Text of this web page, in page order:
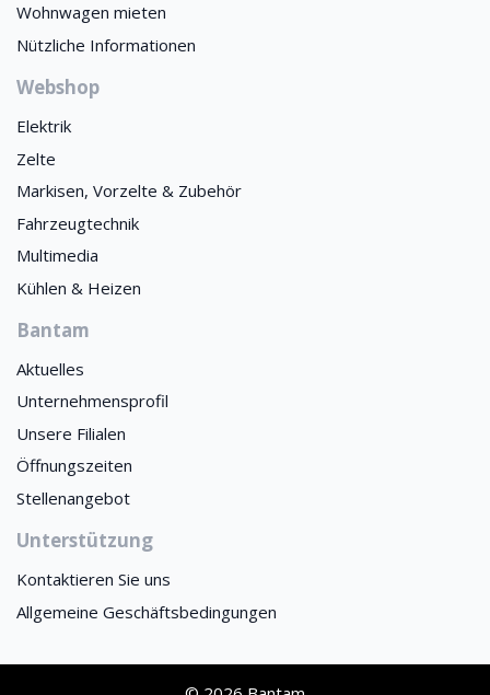
Wohnwagen mieten
Nützliche Informationen
Webshop
Elektrik
Zelte
Markisen, Vorzelte & Zubehör
Fahrzeugtechnik
Multimedia
Kühlen & Heizen
Bantam
Aktuelles
Unternehmensprofil
Unsere Filialen
Öffnungszeiten
Stellenangebot
Unterstützung
Kontaktieren Sie uns
Allgemeine Geschäftsbedingungen